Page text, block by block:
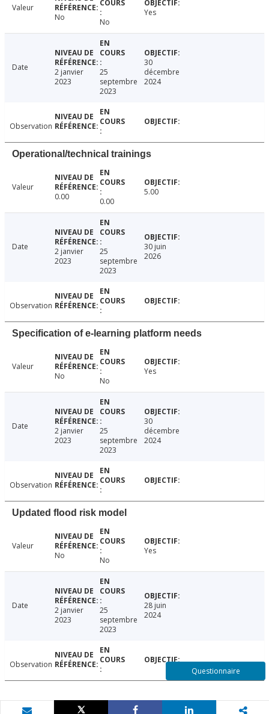
Valeur
No
No
Yes
Date
2 janvier
2023
25
septembre
2023
30
décembre
2024
Observation
Operational/technical trainings
Valeur
0.00
0.00
5.00
Date
2 janvier
2023
25
septembre
2023
30 juin
2026
Observation
Specification of e-learning platform needs
Valeur
No
No
Yes
Date
2 janvier
2023
25
septembre
2023
30
décembre
2024
Observation
Updated flood risk model
Valeur
No
No
Yes
Date
2 janvier
2023
25
septembre
2023
28 juin
2024
Observation
Questionnaire